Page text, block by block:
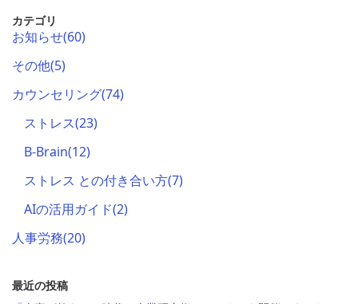
カテゴリ
お知らせ(60)
その他(5)
カウンセリング(74)
ストレス(23)
B-Brain(12)
ストレス との付き合い方(7)
AIの活用ガイド(2)
人事労務(20)
最近の投稿